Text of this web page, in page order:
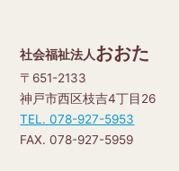
社会福祉法人おおた
〒651-2133
神戸市西区枝吉4丁目26
TEL. 078-927-5953
FAX. 078-927-5959